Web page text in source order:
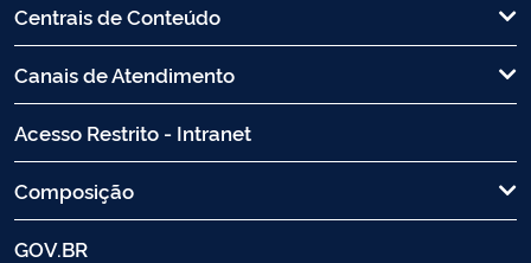
Centrais de Conteúdo
Canais de Atendimento
Acesso Restrito - Intranet
Composição
GOV.BR